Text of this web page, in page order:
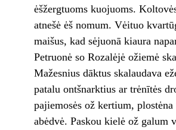
ėšžergtuoms kuojuoms.
atnešė ėš nomum. Vėituo
maišus, kad sėjuonā kiaura
Petruonė so Rozalėjė ožiemė
Mažesnius dāktus skalaudava
patalu ontšnarktius ar trėnītės
pajiemosės ož kertium, plostėna
abėdvė. Paskou kielė ož galum